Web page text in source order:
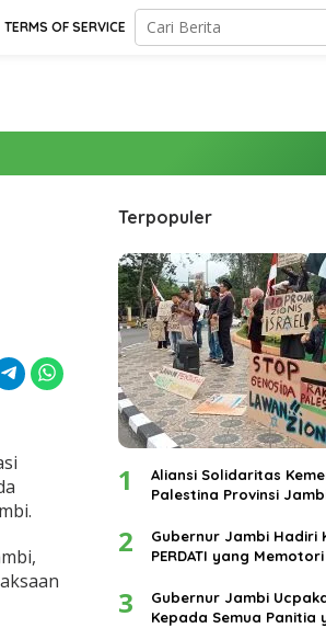
TERMS OF SERVICE
Terpopuler
1
Aliansi Solidaritas
Palestina Provinsi
kota Jambi.
2
Gubernur Jambi Hadiri
PERDATI yang Memotori
3
Gubernur Jambi
Kepada Semua Panitia